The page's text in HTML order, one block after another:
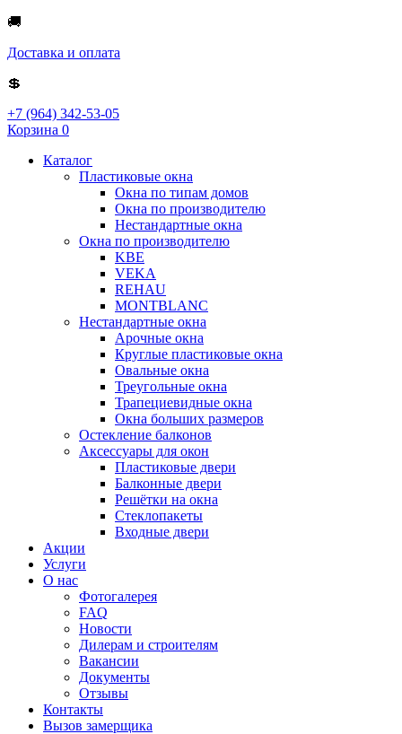
🚚
Доставка и оплата
💲
+7 (964) 342-53-05
Корзина 0
Каталог
Пластиковые окна
Окна по типам домов
Окна по производителю
Нестандартные окна
Окна по производителю
KBE
VEKA
REHAU
MONTBLANC
Нестандартные окна
Арочные окна
Круглые пластиковые окна
Овальные окна
Треугольные окна
Трапециевидные окна
Окна больших размеров
Остекление балконов
Аксессуары для окон
Пластиковые двери
Балконные двери
Решётки на окна
Стеклопакеты
Входные двери
Акции
Услуги
О нас
Фотогалерея
FAQ
Новости
Дилерам и строителям
Вакансии
Документы
Отзывы
Контакты
Вызов замерщика